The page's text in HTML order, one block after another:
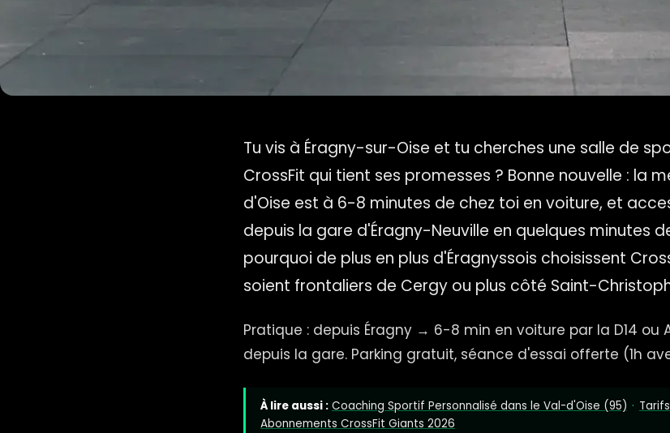
Tu vis à Éragny-sur-Oise et tu cherches une salle de
CrossFit qui tient ses promesses ? Bonne nouvelle : la
d'Oise est à 6-8 minutes de chez toi en voiture, et
depuis la gare d'Éragny-Neuville en quelques minutes
pourquoi de plus en plus d'Éragnyssois choisissent
soient frontaliers de Cergy ou plus côté Saint-
Pratique : depuis Éragny → 6-8 min en voiture par la D14 ou
depuis la gare. Parking gratuit, séance d'essai offerte (1h
À lire aussi : Coaching Sportif Personnalisé dans le Val-d'Oise (95) ·
Abonnements CrossFit Giants 2026